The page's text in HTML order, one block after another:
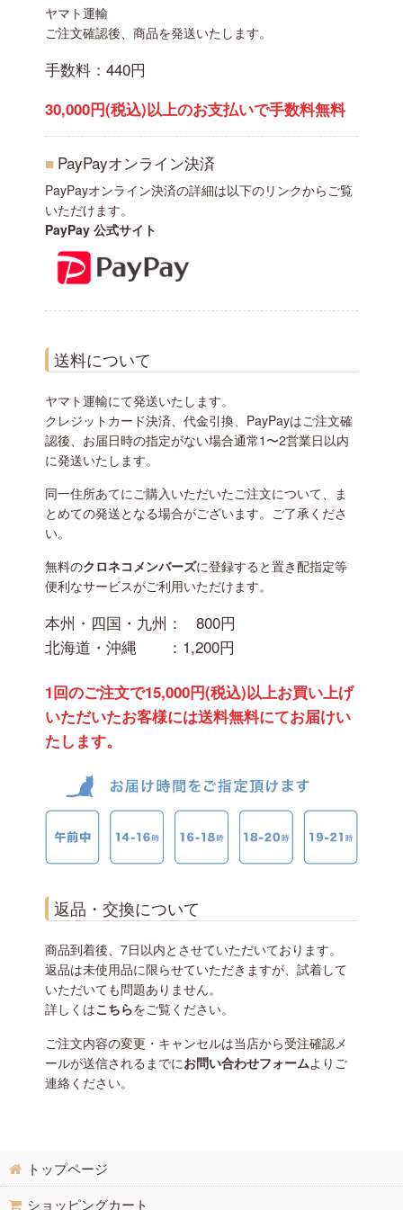
ヤマト運輸
ご注文確認後、商品を発送いたします。
手数料：440円
30,000円(税込)以上のお支払いで手数料無料
■ PayPayオンライン決済
PayPayオンライン決済の詳細は以下のリンクからご覧
いただけます。
PayPay 公式サイト
送料について
ヤマト運輸にて発送いたします。
クレジットカード決済、代金引換、PayPayはご注文確
認後、お届日時の指定がない場合通常1〜2営業日以内
に発送いたします。
同一住所あてにご購入いただいたご注文について、ま
とめての発送となる場合がございます。ご了承くださ
い。
無料のクロネコメンバーズに登録すると置き配指定等
便利なサービスがご利用いただけます。
本州・四国・九州：
800円
北海道・沖縄 ： 1,200円
1回のご注文で15,000円(税込)以上お買い上げ
いただいたお客様には送料無料にてお届けい
たします。
返品・交換について
商品到着後、7日以内とさせていただいております。
返品は未使用品に限らせていただきますが、試着して
いただいても問題ありません。
詳しくはこちらをご覧ください。
ご注文内容の変更・キャンセルは当店から受注確認メ
ールが送信されるまでにお問い合わせフォームよりご
連絡ください。
トップページ
ショッピングカート